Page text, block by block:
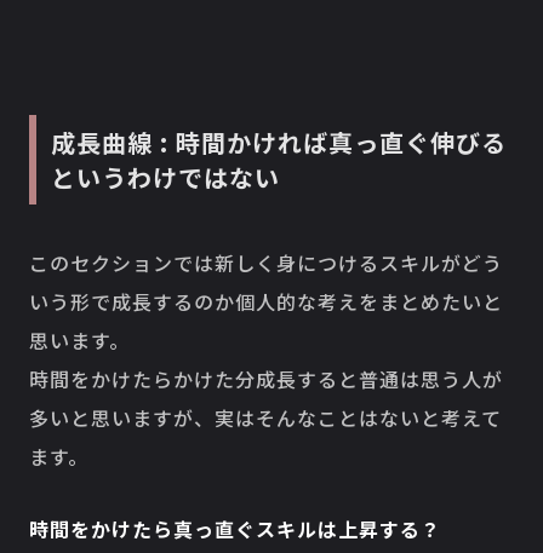
成長曲線 : 時間かければ真っ直ぐ伸びる
というわけではない
このセクションでは新しく身につけるスキルがどう
いう形で成長するのか個人的な考えをまとめたいと
思います。
時間をかけたらかけた分成長すると普通は思う人が
多いと思いますが、実はそんなことはないと考えて
ます。
時間をかけたら真っ直ぐスキルは上昇する？